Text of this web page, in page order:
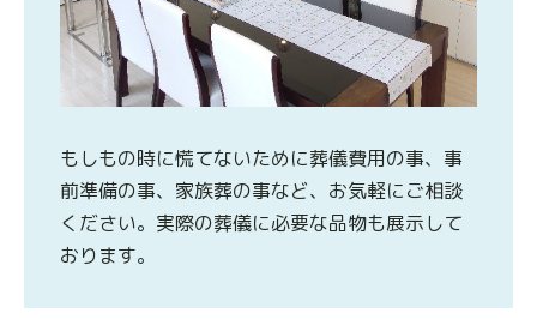
もしもの時に慌てないために葬儀費用の事、事
前準備の事、家族葬の事など、お気軽にご相談
ください。実際の葬儀に必要な品物も展示して
おります。